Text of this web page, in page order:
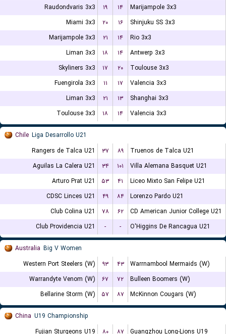
Raudondvaris 3x3
۱۹ ۱۴
Marijampole 3x3
Miami 3x3
۲۰ ۱۶
Shinjuku SS 3x3
Marijampole 3x3
۲۱ ۱۴
Rio 3x3
Liman 3x3
۱۸ ۱۴
Antwerp 3x3
Skyliners 3x3
۱۷ ۲۰
Toulouse 3x3
Fuengirola 3x3
۱۱ ۱۷
Valencia 3x3
Liman 3x3
۲۱ ۱۳
Shanghai 3x3
Toulouse 3x3
۱۸ ۱۴ Valencia 3x3
Chile Liga Desarrollo U21
Rangers de Talca U21
۳۷ ۸۹
Truenos de Talca U21
Aguilas La Calera U21
۳۴ ۱۰۱
Villa Alemana Basquet U21
Arturo Prat U21
۵۳ ۴۱
Liceo Mixto San Felipe U21
CDSC Linces U21
۴۹ ۸۴
Lorenzo Pardo U21
Club Colina U21
۷۸ ۶۲
CD American Junior College U21
Club Providencia U21
- - O'Higgins De Rancagua U21
Australia Big V Women
Western Port Steelers (W)
۹۳ ۴۳
Warrnambool Mermaids (W)
Warrandyte Venom (W)
۶۷ ۷۲
Bulleen Boomers (W)
Bellarine Storm (W)
۵۷ ۸۷ McKinnon Cougars (W)
China U19 Championship
Fujian Sturgeons U19
۸۰ ۸۷ Guangzhou Long-Lions U19